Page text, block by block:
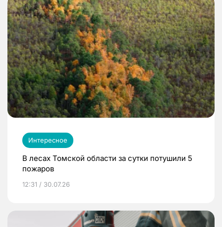
Интересное
В лесах Томской области за сутки потушили 5
пожаров
12:31 / 30.07.26